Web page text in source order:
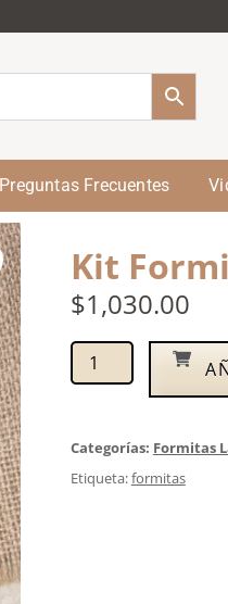
Preguntas Frecuentes
Kit
$1,030.00
Categorías: Formitas
Etiqueta:formitas